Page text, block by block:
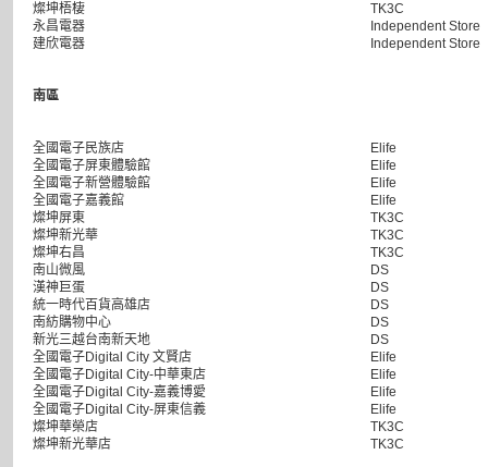
燦坤梧棲
TK3C
永昌電器
Independent Store
建欣電器
Independent Store
南區
全國電子民族店
Elife
全國電子屏東體驗館
Elife
全國電子新營體驗館
Elife
全國電子嘉義館
Elife
燦坤屏東
TK3C
燦坤新光華
TK3C
燦坤右昌
TK3C
南山微風
DS
漢神巨蛋
DS
統一時代百貨高雄店
DS
南紡購物中心
DS
新光三越台南新天地
DS
全國電子Digital City 文賢店
Elife
全國電子Digital City-中華東店
Elife
全國電子Digital City-嘉義博愛
Elife
全國電子Digital City-屏東信義
Elife
燦坤華榮店
TK3C
燦坤新光華店
TK3C